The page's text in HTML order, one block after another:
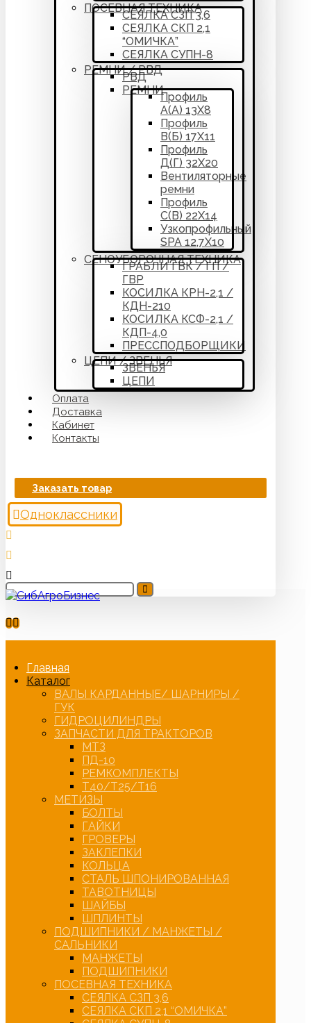
ПОСЕВНАЯ ТЕХНИКА
СЕЯЛКА СЗП 3,6
СЕЯЛКА СКП 2,1
“ОМИЧКА”
СЕЯЛКА СУПН-8
РЕМНИ / РВД
РВД
РЕМНИ
Профиль
А(А) 13Х8
Профиль
В(Б) 17Х11
Профиль
Д(Г) 32Х20
Вентиляторные
ремни
Профиль
С(В) 22Х14
Узкопрофильный
SPA 12,7Х10
СЕНОУБОРОЧНАЯ ТЕХНИКА
ГРАБЛИ ГВК / ГП /
ГВР
КОСИЛКА КРН-2,1 /
КДН-210
КОСИЛКА КСФ-2,1 /
КДП-4,0
ПРЕССПОДБОРЩИКИ
ЦЕПИ / ЗВЕНЬЯ
ЗВЕНЬЯ
ЦЕПИ
Оплата
Доставка
Кабинет
Контакты
Заказать товар
Одноклассники
Главная
Каталог
ВАЛЫ КАРДАННЫЕ/ ШАРНИРЫ /
ГУК
ГИДРОЦИЛИНДРЫ
ЗАПЧАСТИ ДЛЯ ТРАКТОРОВ
МТЗ
ПД-10
РЕМКОМПЛЕКТЫ
Т40/Т25/Т16
МЕТИЗЫ
БОЛТЫ
ГАЙКИ
ГРОВЕРЫ
ЗАКЛЕПКИ
КОЛЬЦА
СТАЛЬ ШПОНИРОВАННАЯ
ТАВОТНИЦЫ
ШАЙБЫ
ШПЛИНТЫ
ПОДШИПНИКИ / МАНЖЕТЫ /
САЛЬНИКИ
МАНЖЕТЫ
ПОДШИПНИКИ
ПОСЕВНАЯ ТЕХНИКА
СЕЯЛКА СЗП 3,6
СЕЯЛКА СКП 2,1 “ОМИЧКА”